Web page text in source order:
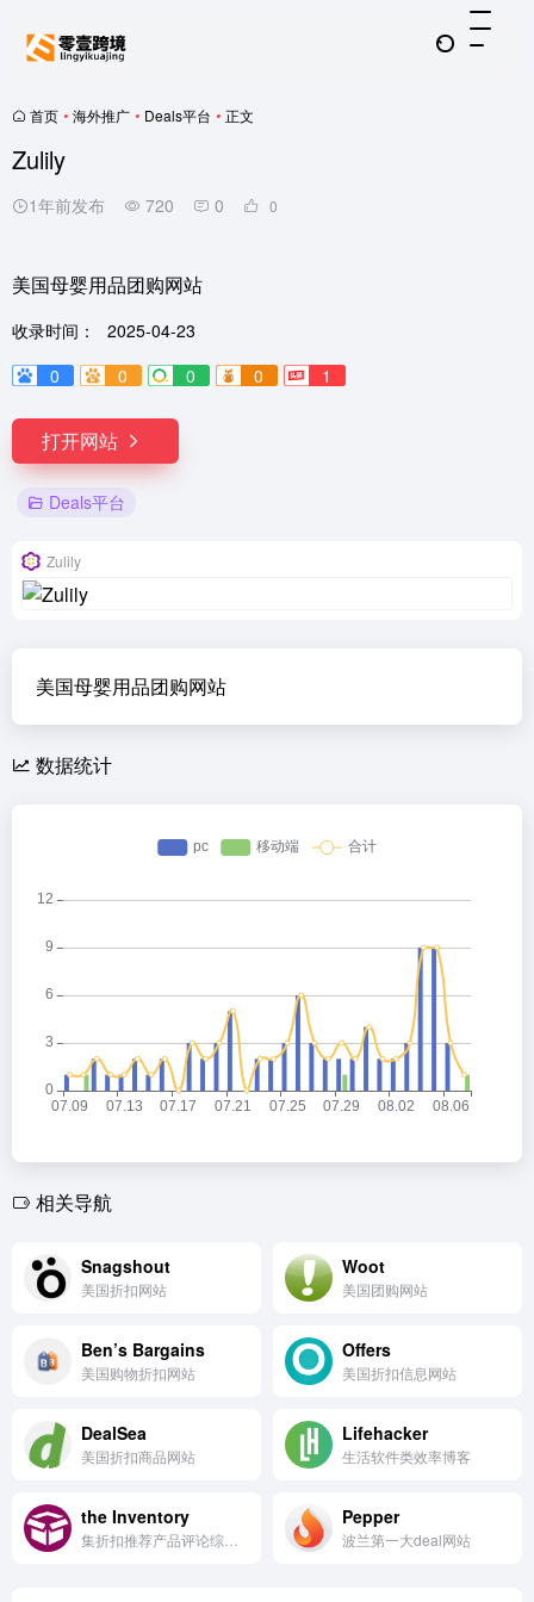
首页 • 海外推广 • Deals平台 • 正文
Zulily
1年前发布 720 0 0
美国母婴用品团购网站
收录时间：
2025-04-23
0
0 0 0 1
打开网站
Deals平台
Zulily
美国母婴用品团购网站
数据统计
相关导航
Snagshout
美国折扣网站
Woot
美国团购网站
Ben’s Bargains
美国购物折扣网站
Offers
美国折扣信息网站
DealSea
美国折扣商品网站
Lifehacker
生活软件类效率博客
the Inventory Pepper
波兰第一大deal网站